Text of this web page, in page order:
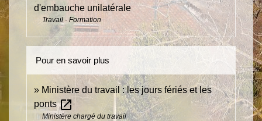
d'embauche unilatérale
Travail - Formation
Pour en savoir plus
Ministère du travail : les jours fériés et les
pontsopen_in_new
Ministère chargé du travail